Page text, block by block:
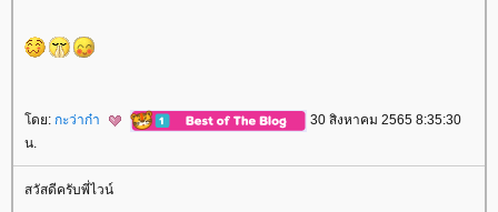
ดย: กะว่าก๋า
30 สิงหาคม 2565 8:35:30
น.
สวัสดีครับพี่ไวน์